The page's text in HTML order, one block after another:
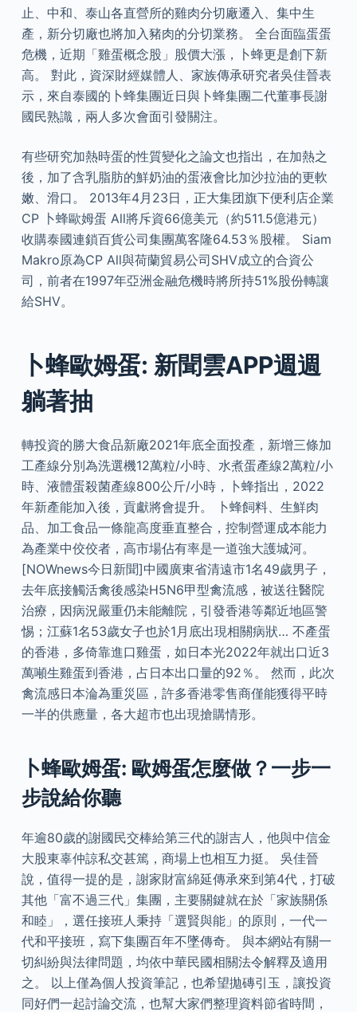
止、中和、泰山各直營所的雞肉分切廠遷入、集中生
產，新分切廠也將加入豬肉的分切業務。 全台面臨蛋蛋
危機，近期「雞蛋概念股」股價大漲，卜蜂更是創下新
高。 對此，資深財經媒體人、家族傳承研究者吳佳晉表
示，來自泰國的卜蜂集團近日與卜蜂集團二代董事長謝
國民熟識，兩人多次會面引發關注。
有些研究加熱時蛋的性質變化之論文也指出，在加熱之
後，加了含乳脂肪的鮮奶油的蛋液會比加沙拉油的更軟
嫩、滑口。 2013年4月23日，正大集团旗下便利店企業
CP 卜蜂歐姆蛋 All將斥資66億美元（約511.5億港元）
收購泰國連鎖百貨公司集團萬客隆64.53％股權。 Siam
Makro原為CP All與荷蘭貿易公司SHV成立的合資公
司，前者在1997年亞洲金融危機時將所持51%股份轉讓
給SHV。
卜蜂歐姆蛋: 新聞雲APP週週
躺著抽
轉投資的勝大食品新廠2021年底全面投產，新增三條加
工產線分別為洗選機12萬粒/小時、水煮蛋產線2萬粒/小
時、液體蛋殺菌產線800公斤/小時，卜蜂指出，2022
年新產能加入後，貢獻將會提升。 卜蜂飼料、生鮮肉
品、加工食品一條龍高度垂直整合，控制營運成本能力
為產業中佼佼者，高市場佔有率是一道強大護城河。
[NOWnews今日新聞]中國廣東省清遠市1名49歲男子，
去年底接觸活禽後感染H5N6甲型禽流感，被送往醫院
治療，因病況嚴重仍未能離院，引發香港等鄰近地區警
惕；江蘇1名53歲女子也於1月底出現相關病狀… 不產蛋
的香港，多倚靠進口雞蛋，如日本光2022年就出口近3
萬噸生雞蛋到香港，占日本出口量的92％。 然而，此次
禽流感日本淪為重災區，許多香港零售商僅能獲得平時
一半的供應量，各大超市也出現搶購情形。
卜蜂歐姆蛋: 歐姆蛋怎麼做？一步一
步說給你聽
年逾80歲的謝國民交棒給第三代的謝吉人，他與中信金
大股東辜仲諒私交甚篤，商場上也相互力挺。 吳佳晉
說，值得一提的是，謝家財富綿延傳承來到第4代，打破
其他「富不過三代」集團，主要關鍵就在於「家族關係
和睦」，選任接班人秉持「選賢與能」的原則，一代一
代和平接班，寫下集團百年不墜傳奇。 與本網站有關一
切糾紛與法律問題，均依中華民國相關法令解釋及適用
之。 以上僅為個人投資筆記，也希望拋磚引玉，讓投資
同好們一起討論交流，也幫大家們整理資料節省時間，